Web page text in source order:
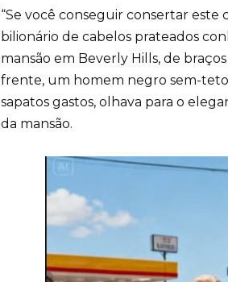
“Se você conseguir consertar este
bilionário de cabelos prateados
mansão em Beverly Hills, de
frente, um homem negro sem-
sapatos gastos, olhava para o
da mansão.